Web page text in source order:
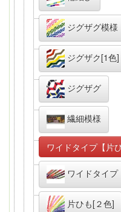
ジグザグ模様
ジグザク[1色]
ジグザグ
繊細模様
ワイドタイプ【片
ワイドタイプ
片ひも[２色]